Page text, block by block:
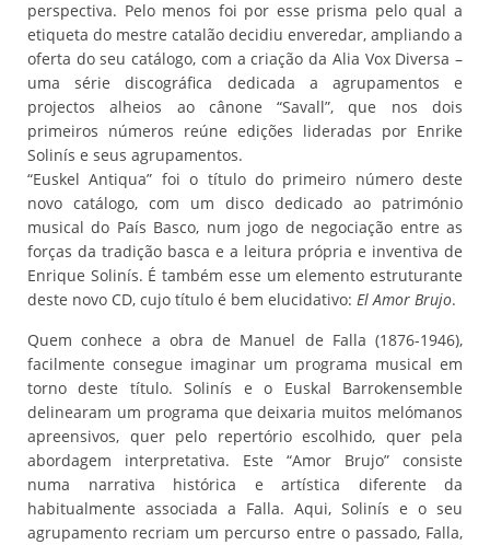
perspectiva. Pelo menos foi por esse prisma pelo qual a
etiqueta do mestre catalão decidiu enveredar, ampliando a
oferta do seu catálogo, com a criação da Alia Vox Diversa –
uma série discográfica dedicada a agrupamentos e
projectos alheios ao cânone “Savall”, que nos dois
primeiros números reúne edições lideradas por Enrike
Solinís e seus agrupamentos.
“Euskel Antiqua” foi o título do primeiro número deste
novo catálogo, com um disco dedicado ao património
musical do País Basco, num jogo de negociação entre as
forças da tradição basca e a leitura própria e inventiva de
Enrique Solinís. É também esse um elemento estruturante
deste novo CD, cujo título é bem elucidativo: El Amor Brujo.
Quem conhece a obra de Manuel de Falla (1876-1946),
facilmente consegue imaginar um programa musical em
torno deste título. Solinís e o Euskal Barrokensemble
delinearam um programa que deixaria muitos melómanos
apreensivos, quer pelo repertório escolhido, quer pela
abordagem interpretativa. Este “Amor Brujo” consiste
numa narrativa histórica e artística diferente da
habitualmente associada a Falla. Aqui, Solinís e o seu
agrupamento recriam um percurso entre o passado, Falla,